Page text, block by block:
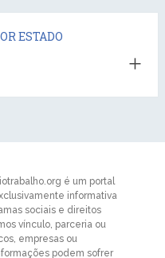
ESTADO
é um portal
informativa
sociais e direitos
vínculo, parceria ou
empresas ou
podem sofrer